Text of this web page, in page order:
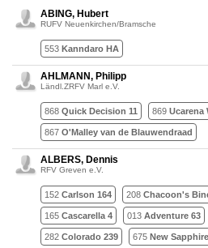
ABING, Hubert
RUFV Neuenkirchen/Bramsche
553 Kanndaro HA
AHLMANN, Philipp
Ländl.ZRFV Marl e.V.
868 Quick Decision 11 869 Ucarena
867 O'Malley van de Blauwendraad
ALBERS, Dennis
RFV Greven e.V.
152 Carlson 164 208 Chacoon's
165 Cascarella 4 013 Adventure 63
282 Colorado 239 675 New Sapphire